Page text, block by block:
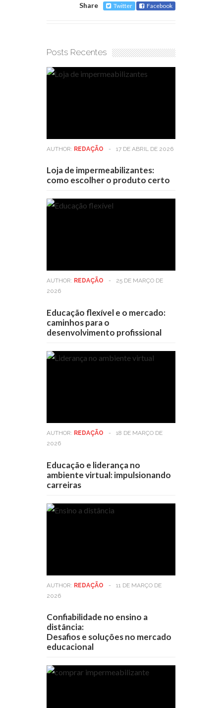
Share Twitter Facebook
Posts Recentes
AUTHOR: REDAÇÃO - 17 DE ABRIL DE 2026
Loja de impermeabilizantes:
como escolher o produto certo
AUTHOR: REDAÇÃO -
25 DE MARÇO DE
2026
Educação flexível e o mercado:
caminhos para o
desenvolvimento profissional
AUTHOR: REDAÇÃO -
18 DE MARÇO DE
2026
Educação e liderança no
ambiente virtual: impulsionando
carreiras
AUTHOR: REDAÇÃO -
11 DE MARÇO DE
2026
Confiabilidade no ensino a
distância:
Desafios e soluções no mercado
educacional